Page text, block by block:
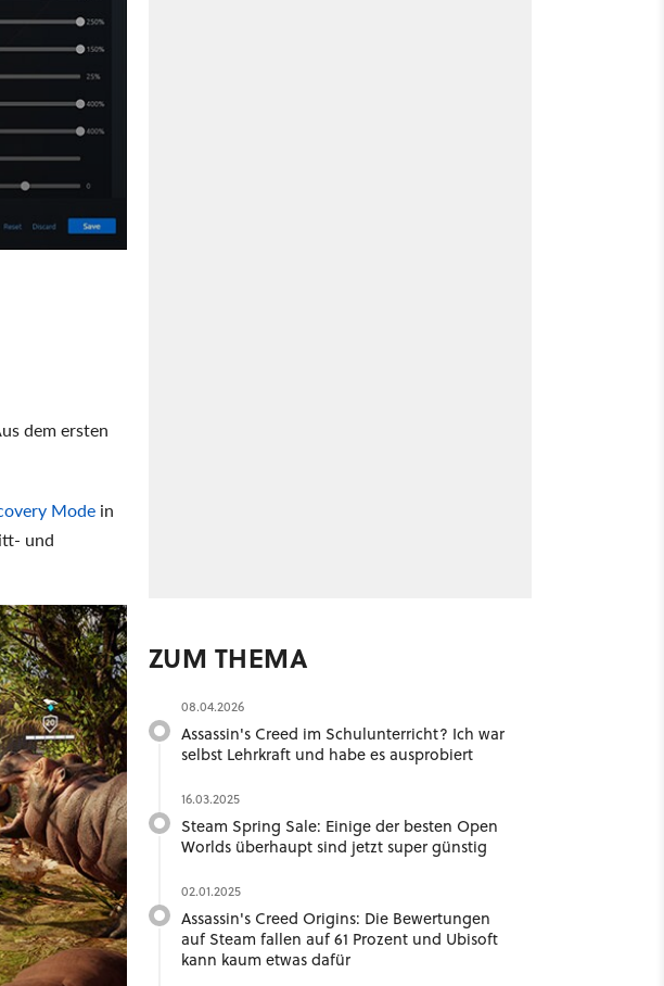
dem ersten
Mode in
und
ZUM THEMA
08.04.2026
Assassin's Creed im Schulunterricht? Ich war
selbst Lehrkraft und habe es ausprobiert
16.03.2025
Steam Spring Sale: Einige der besten Open
Worlds überhaupt sind jetzt super günstig
02.01.2025
Assassin's Creed Origins: Die Bewertungen
auf Steam fallen auf 61 Prozent und Ubisoft
kann kaum etwas dafür